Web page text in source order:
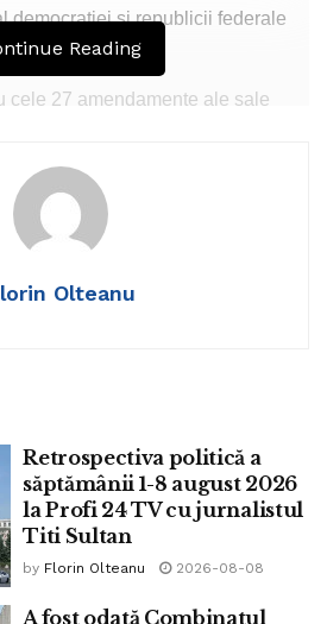
democrației și republicii federale
cele 27 amendamente ale sale
un sistem republican a durat
britanic, unde Marea
este expresia cea mai evoluată
a democrației într-o
Reading
Olteanu
Retrospectiva politică a
săptămânii 1-8 august 2026
la Profi 24 TV cu jurnalistul
Titi Sultan
by Florin Olteanu 2026-08-08
A fost odată Combinatul